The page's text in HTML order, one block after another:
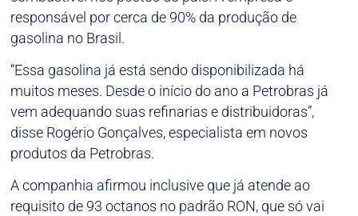
responsável por cerca de 90% da produção de
gasolina no Brasil.
“Essa gasolina já está sendo disponibilizada há
muitos meses. Desde o início do ano a Petrobras já
vem adequando suas refinarias e distribuidoras”,
disse Rogério Gonçalves, especialista em novos
produtos da Petrobras.
A companhia afirmou inclusive que já atende ao
requisito de 93 octanos no padrão RON, que só vai